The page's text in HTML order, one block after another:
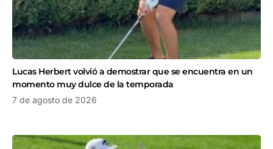
Lucas Herbert volvió a demostrar que se encuentra en un
momento muy dulce de la temporada
7 de agosto de 2026